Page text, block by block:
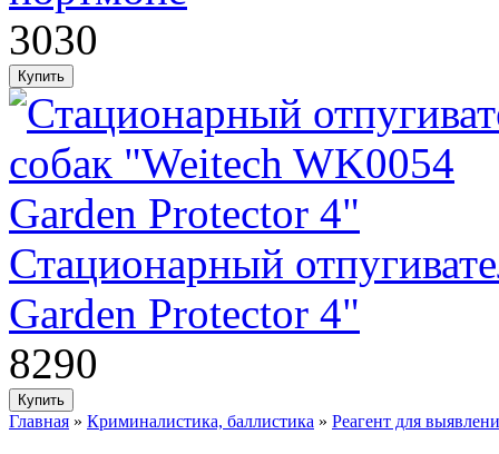
3030
Стационарный
Garden Protector 4"
8290
Главная » Криминалистика, баллистика » Реагент для